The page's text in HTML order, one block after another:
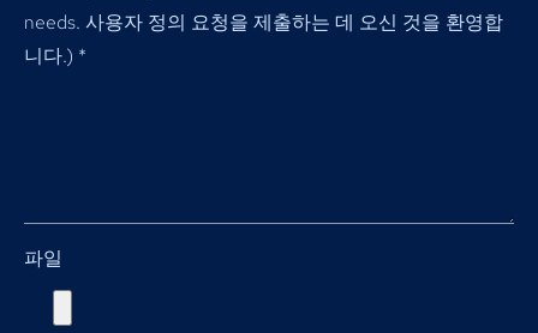
needs. 사용자 정의 요청을 제출하는 데 오신 것을 환영합
니다.) *
파일